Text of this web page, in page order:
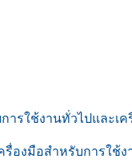
ารใช้งานทั่วไปและเ
รื่องมือสำหรับการใช้